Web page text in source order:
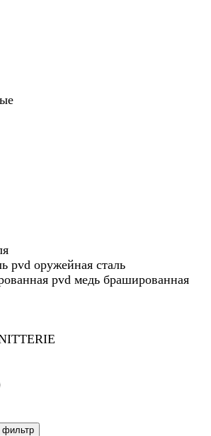
pvd оружейная сталь
pvd медь брашированная
фильтр